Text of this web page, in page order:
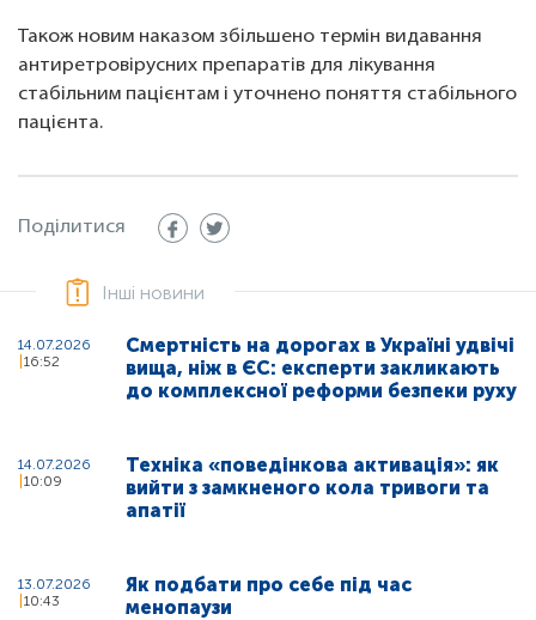
Також новим наказом збільшено термін видавання
антиретровірусних препаратів для лікування
стабільним пацієнтам і уточнено поняття стабільного
пацієнта.
Поділитися
Інші новини
14.07.2026
16:52
Смертність на дорогах в Україні удвічі
вища, ніж в ЄС: експерти закликають
до комплексної реформи безпеки руху
14.07.2026
10:09
Техніка «поведінкова активація»: як
вийти з замкненого кола тривоги та
апатії
13.07.2026
10:43
Як подбати про себе під час
менопаузи